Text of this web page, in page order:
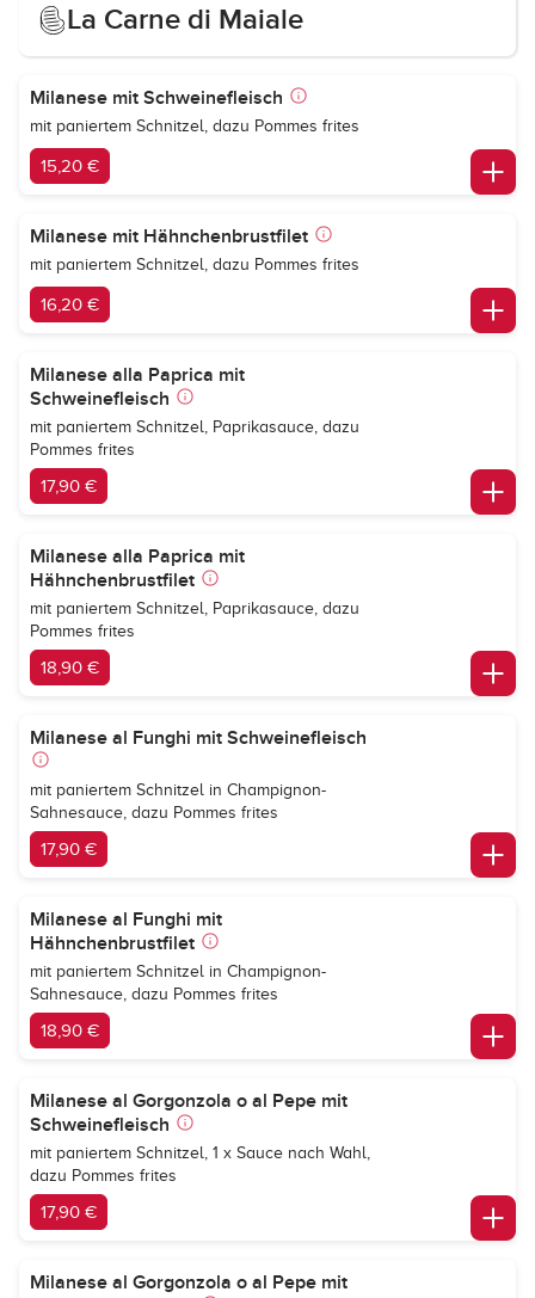
La Carne di Maiale
Milanese mit Schweinefleisch
mit paniertem Schnitzel, dazu Pommes frites
15,20 €
Milanese mit Hähnchenbrustfilet
mit paniertem Schnitzel, dazu Pommes frites
16,20 €
Milanese alla Paprica mit
Schweinefleisch
mit paniertem Schnitzel, Paprikasauce, dazu
Pommes frites
17,90 €
Milanese alla Paprica mit
Hähnchenbrustfilet
mit paniertem Schnitzel, Paprikasauce, dazu
Pommes frites
18,90 €
Milanese al Funghi mit Schweinefleisch
mit paniertem Schnitzel in Champignon-
Sahnesauce, dazu Pommes frites
17,90 €
Milanese al Funghi mit
Hähnchenbrustfilet
mit paniertem Schnitzel in Champignon-
Sahnesauce, dazu Pommes frites
18,90 €
Milanese al Gorgonzola o al Pepe mit
Schweinefleisch
mit paniertem Schnitzel, 1 x Sauce nach Wahl,
dazu Pommes frites
17,90 €
Milanese al Gorgonzola o al Pepe mit